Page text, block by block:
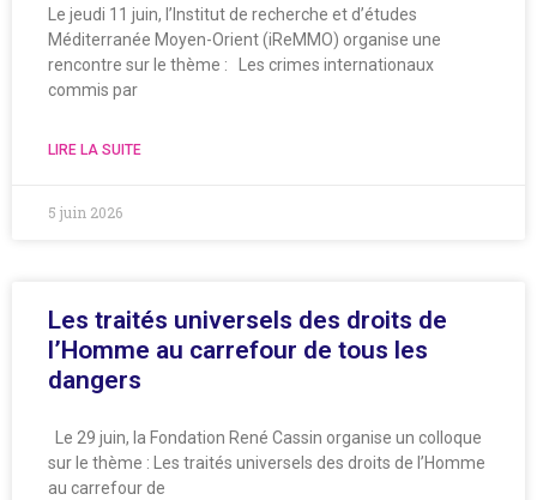
Le jeudi 11 juin, l’Institut de recherche et d’études
Méditerranée Moyen-Orient (iReMMO) organise une
rencontre sur le thème : Les crimes internationaux
commis par
LIRE LA SUITE
5 juin 2026
Les traités universels des droits de
l’Homme au carrefour de tous les
dangers
Le 29 juin, la Fondation René Cassin organise un colloque
sur le thème : Les traités universels des droits de l’Homme
au carrefour de